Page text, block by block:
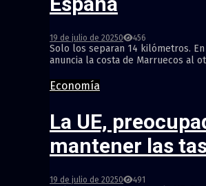
19 de julio de 20250 456
Solo los separan 14 kilómetros.
anuncia la costa de Marruecos al
Economía
La UE,
mantener las
19 de julio de 20250 491